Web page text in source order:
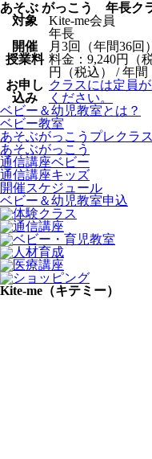
あそぶ がっこう 年長ク
対象
Kite-me会員
年長
開催
月3回（年間36
授業料 料金：9,240円
円（税込） / 年間
お申し
込み
クラスには定員
ください。
ベビー＆幼児教室とは？
ベビー教室
あそぶがっこうプレクラス
あそぶがっこう
通信講座ベビー
通信講座キッズ
開催スケジュール
ベビー＆幼児教室申込
Kite-me（キテミー）